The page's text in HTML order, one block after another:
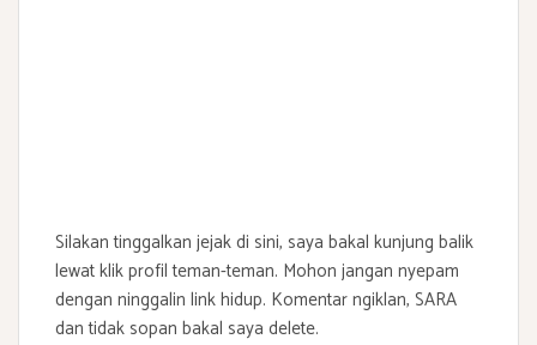
Silakan tinggalkan jejak di sini, saya bakal kunjung balik
lewat klik profil teman-teman. Mohon jangan nyepam
dengan ninggalin link hidup. Komentar ngiklan, SARA
dan tidak sopan bakal saya delete.